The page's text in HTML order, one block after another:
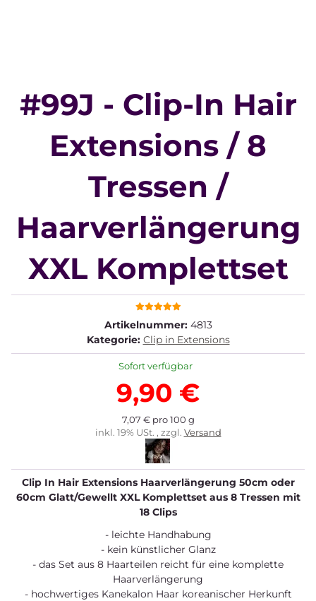
#99J - Clip-In Hair
Extensions / 8
Tressen /
Haarverlängerung
XXL Komplettset
Artikelnummer: 4813
Kategorie: Clip in Extensions
Sofort verfügbar
9,90 €
7,07 € pro 100 g
inkl. 19% USt. , zzgl. Versand
Clip In Hair Extensions Haarverlängerung 50cm oder
60cm Glatt/Gewellt XXL Komplettset aus 8 Tressen mit
18 Clips
- leichte Handhabung
- kein künstlicher Glanz
- das Set aus 8 Haarteilen reicht für eine komplette
Haarverlängerung
- hochwertiges Kanekalon Haar koreanischer Herkunft